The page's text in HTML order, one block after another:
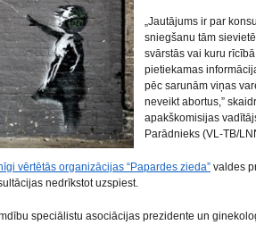
„Jautājums ir par
sniegšanu tām
svārstās vai kuru
pietiekamas
pēc sarunām viņas
neveikt abortus,”
apakškomisijas
Parādnieks (VL-TB/
vērtētās organizācijas “Papardes zieda” valdes
nedrīkstot uzspiest.
speciālistu asociācijas prezidente un